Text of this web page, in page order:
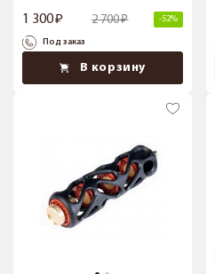
1 300 2 700 -52%
Под заказ
В корзину